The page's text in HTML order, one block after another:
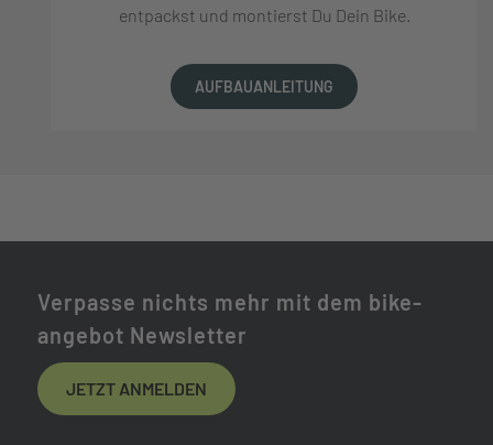
entpackst und montierst Du Dein Bike.
AUFBAUANLEITUNG
Verpasse nichts mehr mit dem bike-
angebot Newsletter
JETZT ANMELDEN